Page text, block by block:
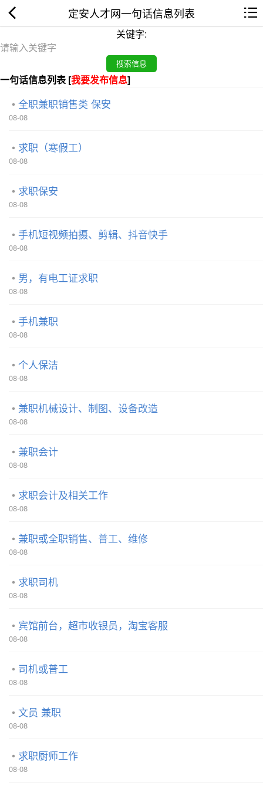
定安人才网一句话信息列表
关键字:
一句话信息列表 [我要发布信息]
全职兼职销售类 保安
08-08
求职（寒假工）
08-08
求职保安
08-08
手机短视频拍摄、剪辑、抖音快手
08-08
男，有电工证求职
08-08
手机兼职
08-08
个人保洁
08-08
兼职机械设计、制图、设备改造
08-08
兼职会计
08-08
求职会计及相关工作
08-08
兼职或全职销售、普工、维修
08-08
求职司机
08-08
宾馆前台，超市收银员，淘宝客服
08-08
司机或普工
08-08
文员 兼职
08-08
求职厨师工作
08-08